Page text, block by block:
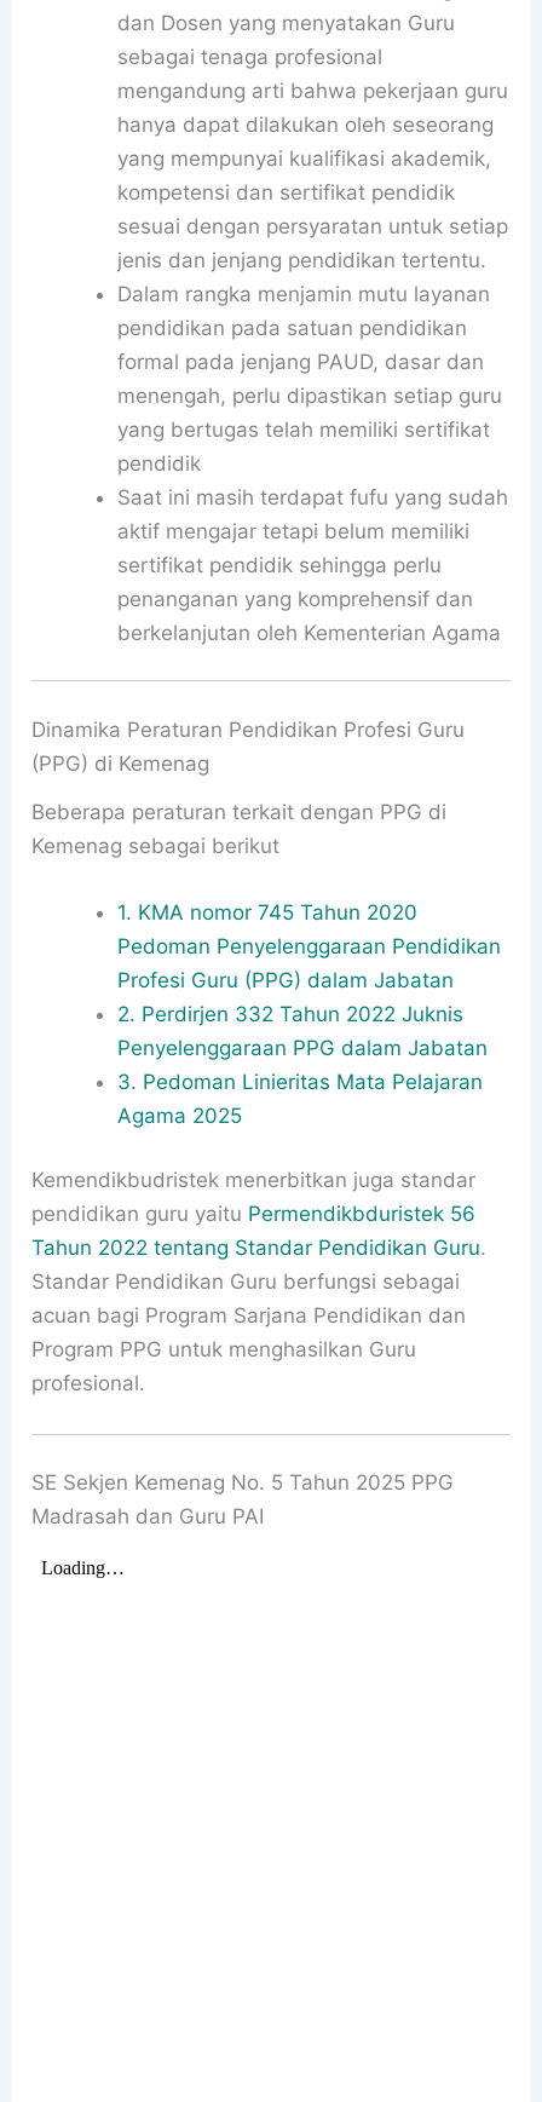
dan Dosen yang menyatakan Guru
sebagai tenaga profesional
mengandung arti bahwa pekerjaan guru
hanya dapat dilakukan oleh seseorang
yang mempunyai kualifikasi akademik,
kompetensi dan sertifikat pendidik
sesuai dengan persyaratan untuk setiap
jenis dan jenjang pendidikan tertentu.
Dalam rangka menjamin mutu layanan
pendidikan pada satuan pendidikan
formal pada jenjang PAUD, dasar dan
menengah, perlu dipastikan setiap guru
yang bertugas telah memiliki sertifikat
pendidik
Saat ini masih terdapat fufu yang sudah
aktif mengajar tetapi belum memiliki
sertifikat pendidik sehingga perlu
penanganan yang komprehensif dan
berkelanjutan oleh Kementerian Agama
Dinamika Peraturan Pendidikan Profesi Guru
(PPG) di Kemenag
Beberapa peraturan terkait dengan PPG di
Kemenag sebagai berikut
1. KMA nomor 745 Tahun 2020
Pedoman Penyelenggaraan Pendidikan
Profesi Guru (PPG) dalam Jabatan
2. Perdirjen 332 Tahun 2022 Juknis
Penyelenggaraan PPG dalam Jabatan
3. Pedoman Linieritas Mata Pelajaran
Agama 2025
Kemendikbudristek menerbitkan juga standar
pendidikan guru yaitu Permendikbduristek 56
Tahun 2022 tentang Standar Pendidikan Guru.
Standar Pendidikan Guru berfungsi sebagai
acuan bagi Program Sarjana Pendidikan dan
Program PPG untuk menghasilkan Guru
profesional.
SE Sekjen Kemenag No. 5 Tahun 2025 PPG
Madrasah dan Guru PAI